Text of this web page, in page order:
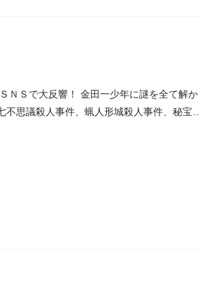
Ｓで大反響！ 金田一少年に謎を全て解か
思議殺人事件、蝋人形城殺人事件、秘宝島